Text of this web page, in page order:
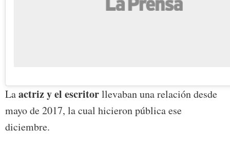
Laactriz y el escritorllevaban una relación desde
mayo de 2017, la cual hicieron pública ese
diciembre.